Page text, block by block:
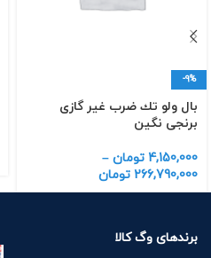
-9%
بال ولو تك ضرب غیر گازی
برنجی نگین
4,150,000 تومان –
266,790,000 تومان
برندهای وگ کالا